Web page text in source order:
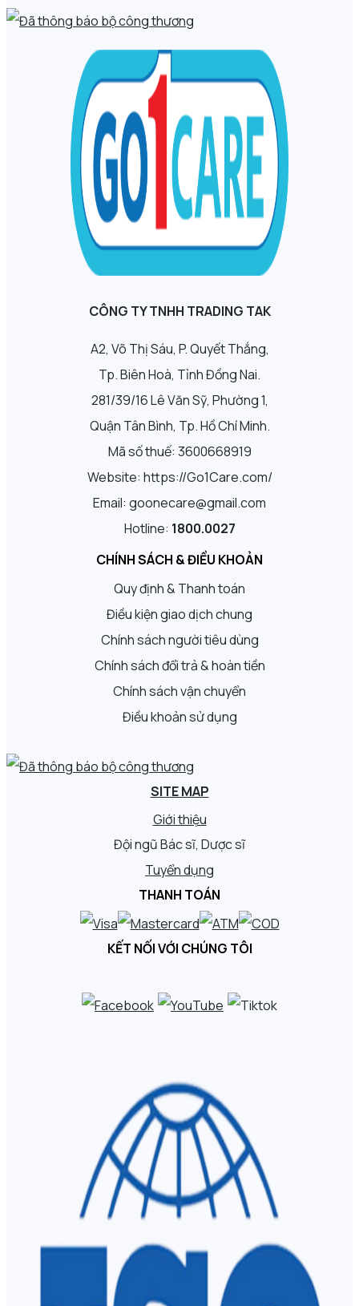
CÔNG TY TNHH TRADING TAK
A2, Võ Thị Sáu, P. Quyết Thắng,
Tp. Biên Hoà, Tỉnh Đồng Nai.
281/39/16 Lê Văn Sỹ, Phường 1,
Quận Tân Bình, Tp. Hồ Chí Minh.
Mã số thuế: 3600668919
Website: https://Go1Care.com/
Email: goonecare@gmail.com
Hotline: 1800.0027
CHÍNH SÁCH & ĐIỀU KHOẢN
Quy định & Thanh toán
Điều kiện giao dịch chung
Chính sách người tiêu dùng
Chính sách đổi trả & hoàn tiền
Chính sách vận chuyển
Điều khoản sử dụng
SITE MAP
Giới thiệu
Đội ngũ Bác sĩ, Dược sĩ
Tuyển dụng
THANH TOÁN
KẾT NỐI VỚI CHÚNG TÔI